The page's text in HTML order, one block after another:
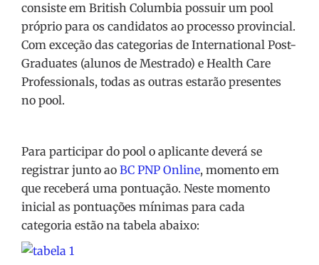
consiste em British Columbia possuir um pool
próprio para os candidatos ao processo provincial.
Com exceção das categorias de International Post-
Graduates (alunos de Mestrado) e Health Care
Professionals, todas as outras estarão presentes
no pool.
Para participar do pool o aplicante deverá se
registrar junto ao BC PNP Online, momento em
que receberá uma pontuação. Neste momento
inicial as pontuações mínimas para cada
categoria estão na tabela abaixo: